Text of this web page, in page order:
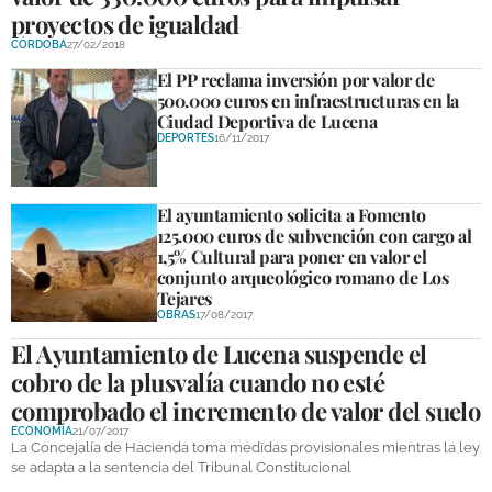
proyectos de igualdad
CÓRDOBA27/02/2018
El PP reclama inversión por valor de
500.000 euros en infraestructuras en la
Ciudad Deportiva de Lucena
DEPORTES16/11/2017
El ayuntamiento solicita a Fomento
125.000 euros de subvención con cargo al
1,5% Cultural para poner en valor el
conjunto arqueológico romano de Los
Tejares
OBRAS17/08/2017
El Ayuntamiento de Lucena suspende el
cobro de la plusvalía cuando no esté
comprobado el incremento de valor del suelo
ECONOMÍA21/07/2017
La Concejalía de Hacienda toma medidas provisionales mientras la ley
se adapta a la sentencia del Tribunal Constitucional